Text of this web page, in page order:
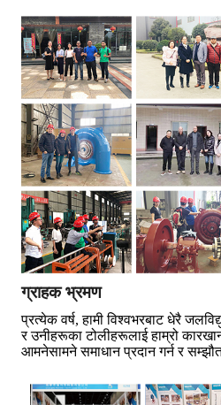
ग्राहक भ्रमण
प्रत्येक वर्ष, हामी विश्वभरबाट धेरै
र उनीहरूका टोलीहरूलाई हाम्रो
आमनेसामने समाधान प्रदान गर्न र